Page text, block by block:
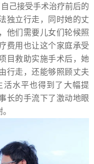
己接受手术治疗前后的
独立行走，同时她的丈
他们需要儿女们轮候照
费用也让这个家庭承受
目救助实施手术后，她
行走，还能够照顾丈夫
水平也得到了大幅提
长的手流下了激动地眼